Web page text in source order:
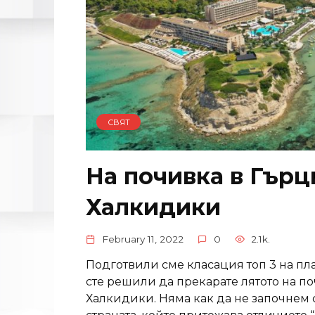
СВЯТ
На почивка в
Халкидики
February 11, 2022 0 2.1k.
Подготвили сме класация топ 3 на
сте решили да прекарате лятото на
Халкидики. Няма как да не започнем